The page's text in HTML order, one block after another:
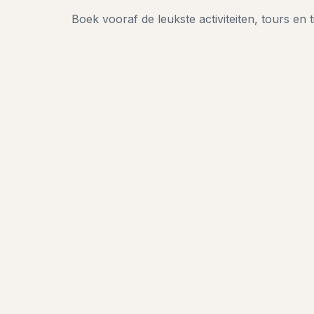
Boek vooraf de leukste activiteiten, tours en